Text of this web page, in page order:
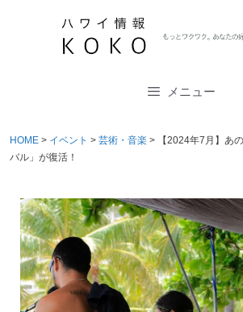
ス
キ
メニュー
HOME > イベント > 芸術・音楽 >
【2024年7月】あ
バル」が復活！